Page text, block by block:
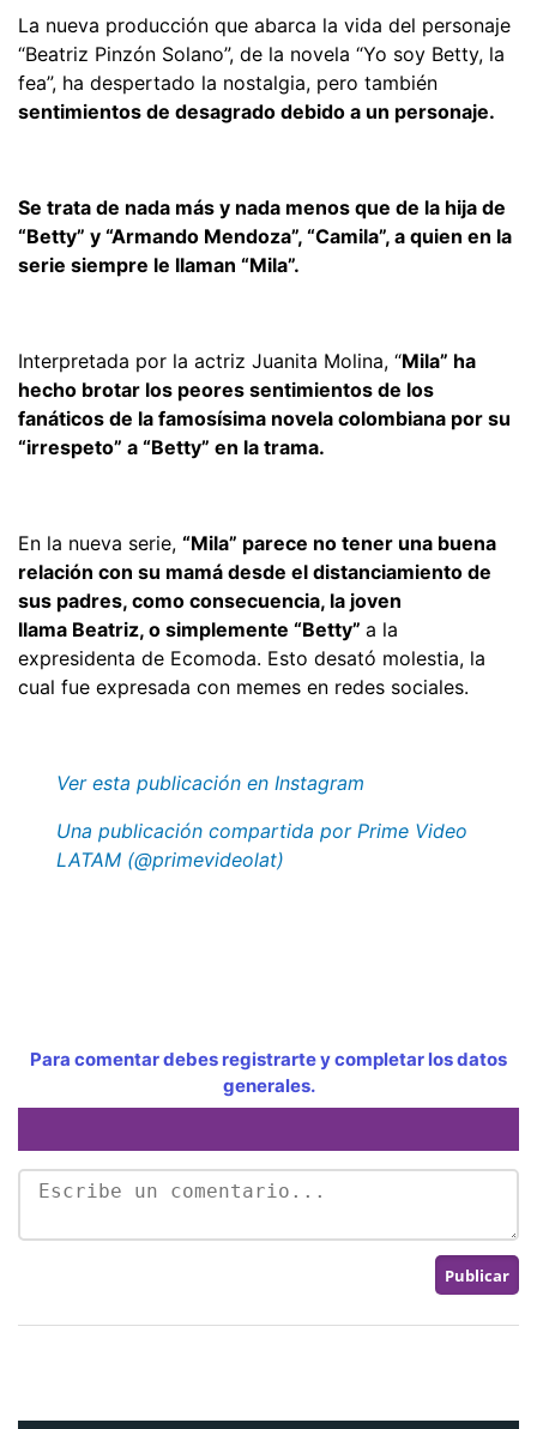
La nueva producción que abarca la vida del personaje
“Beatriz Pinzón Solano”, de la novela “Yo soy Betty, la
fea”, ha despertado la nostalgia, pero también
sentimientos de desagrado debido a un personaje.
Se trata de nada más y nada menos que de la hija de
“Betty” y “Armando Mendoza”, “Camila”, a quien en la
serie siempre le llaman “Mila”.
Interpretada por la actriz Juanita Molina, “Mila” ha
hecho brotar los peores sentimientos de los
fanáticos de la famosísima novela colombiana por su
“irrespeto” a “Betty” en la trama.
En la nueva serie, “Mila” parece no tener una buena
relación con su mamá desde el distanciamiento de
sus padres, como consecuencia, la joven
llama Beatriz, o simplemente “Betty” a la
expresidenta de Ecomoda. Esto desató molestia, la
cual fue expresada con memes en redes sociales.
Ver esta publicación en Instagram
Una publicación compartida por Prime Video
LATAM (@primevideolat)
Para comentar debes registrarte y completar los datos
generales.